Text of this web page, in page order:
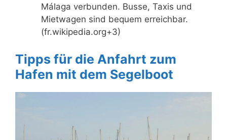
Málaga verbunden. Busse, Taxis und
Mietwagen sind bequem erreichbar.
(fr.wikipedia.org+3)
Tipps für die Anfahrt zum
Hafen mit dem Segelboot